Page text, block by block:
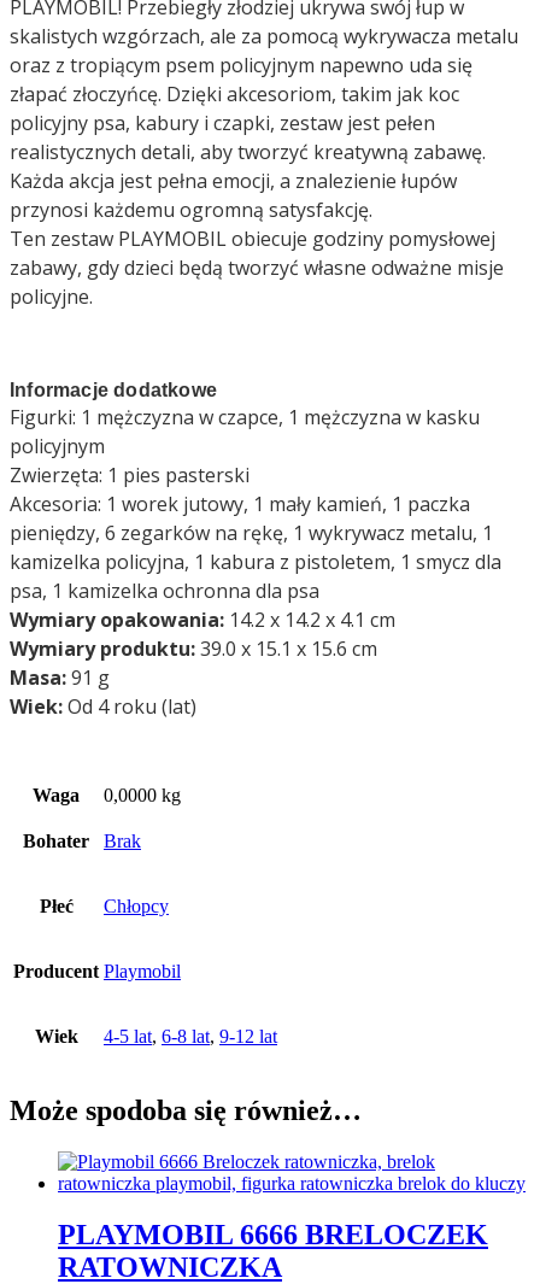
PLAYMOBIL! Przebiegły złodziej ukrywa swój łup w
skalistych wzgórzach, ale za pomocą wykrywacza metalu
oraz z tropiącym psem policyjnym napewno uda się
złapać złoczyńcę. Dzięki akcesoriom, takim jak koc
policyjny psa, kabury i czapki, zestaw jest pełen
realistycznych detali, aby tworzyć kreatywną zabawę.
Każda akcja jest pełna emocji, a znalezienie łupów
przynosi każdemu ogromną satysfakcję.
Ten zestaw PLAYMOBIL obiecuje godziny pomysłowej
zabawy, gdy dzieci będą tworzyć własne odważne misje
policyjne.
Informacje dodatkowe
Figurki: 1 mężczyzna w czapce, 1 mężczyzna w kasku
policyjnym
Zwierzęta: 1 pies pasterski
Akcesoria: 1 worek jutowy, 1 mały kamień, 1 paczka
pieniędzy, 6 zegarków na rękę, 1 wykrywacz metalu, 1
kamizelka policyjna, 1 kabura z pistoletem, 1 smycz dla
psa, 1 kamizelka ochronna dla psa
Wymiary opakowania: 14.2 x 14.2 x 4.1 cm
Wymiary produktu:39.0 x 15.1 x 15.6 cm
Masa:91 g
Wiek:Od 4 roku (lat)
Waga 0,0000 kg
Bohater Brak
Płeć Chłopcy
Producent Playmobil
Wiek 4-5 lat, 6-8 lat, 9-12 lat
Może spodoba się również…
PLAYMOBIL 6666 BRELOCZEK
RATOWNICZKA